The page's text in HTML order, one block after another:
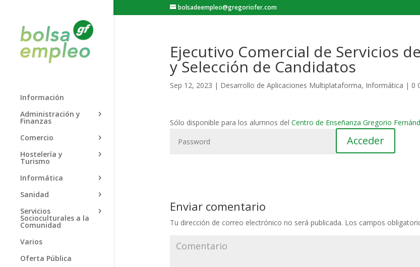
bolsadeempleo@gregoriofer.com
Información
Administración y
Finanzas
Comercio
Hostelería y
Turismo
Informática
Sanidad
Servicios
Socioculturales a la
Comunidad
Varios
Oferta Pública
Ejecutivo Comercial de Servicios
y Selección de Candidatos
Sep 12, 2023 | Desarrollo de Aplicaciones Multiplataforma, Informática | 0
Sólo disponible para los alumnos del Centro de Enseñanza Gregorio
Enviar comentario
Tu dirección de correo electrónico no será publicada. Los campos